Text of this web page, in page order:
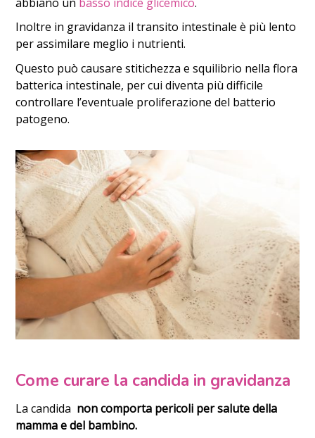
Inoltre in gravidanza il transito intestinale è più lento
per assimilare meglio i nutrienti.
Questo può causare stitichezza e squilibrio nella flora
batterica intestinale, per cui diventa più difficile
controllare l’eventuale proliferazione del batterio
patogeno.
Come curare la candida in gravidanza
La candida non comporta pericoli per salute della
mamma e del bambino.